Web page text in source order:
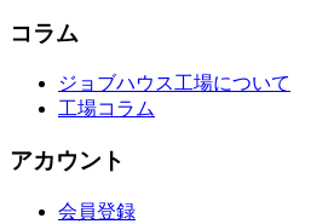
コラム
ジョブハウス工場について
工場コラム
アカウント
会員登録